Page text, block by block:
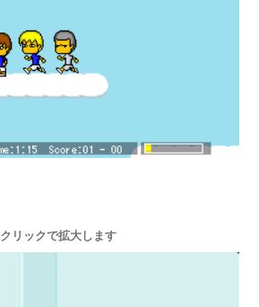
クリックで拡大します